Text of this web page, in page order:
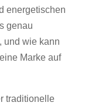
energetischen
genau
und wie kann
Marke auf
traditionelle